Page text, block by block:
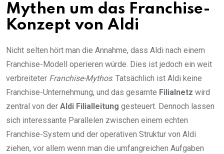
Mythen um das Franchise-
Konzept von Aldi
Nicht selten hört man die Annahme, dass Aldi nach einem
Franchise-Modell operieren würde. Dies ist jedoch ein weit
verbreiteter Franchise-Mythos. Tatsächlich ist Aldi keine
Franchise-Unternehmung, und das gesamte Filialnetz wird
zentral von der Aldi Filialleitung gesteuert. Dennoch lassen
sich interessante Parallelen zwischen einem echten
Franchise-System und der operativen Struktur von Aldi
ziehen, vor allem wenn man die umfangreichen Aufgaben